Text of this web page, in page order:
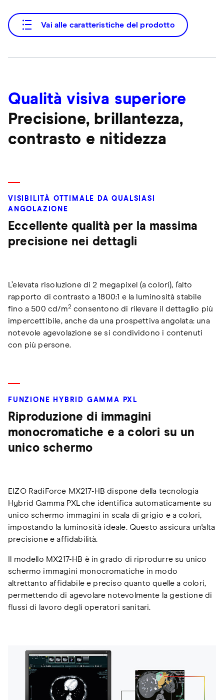
Vai alle caratteristiche del prodotto
Qualità visiva superiore
Precisione, brillantezza,
contrasto e nitidezza
VISIBILITÀ OTTIMALE DA QUALSIASI
ANGOLAZIONE
Eccellente qualità per la massima
precisione nei dettagli
L’elevata risoluzione di 2 megapixel (a colori), l’alto
rapporto di contrasto a 1800:1 e la luminosità stabile
fino a 500 cd/m2consentono di rilevare il dettaglio più
impercettibile, anche da una prospettiva angolata: una
notevole agevolazione se si condividono i contenuti
con più persone.
FUNZIONE HYBRID GAMMA PXL
Riproduzione di immagini
monocromatiche e a colori su un
unico schermo
EIZO RadiForce MX217-HB dispone della tecnologia
Hybrid Gamma PXL che identifica automaticamente su
unico schermo immagini in scala di grigio e a colori,
impostando la luminosità ideale. Questo assicura un'alta
precisione e affidabilità.
Il modello MX217-HB è in grado di riprodurre su unico
schermo immagini monocromatiche in modo
altrettanto affidabile e preciso quanto quelle a colori,
permettendo di agevolare notevolmente la gestione di
flussi di lavoro degli operatori sanitari.